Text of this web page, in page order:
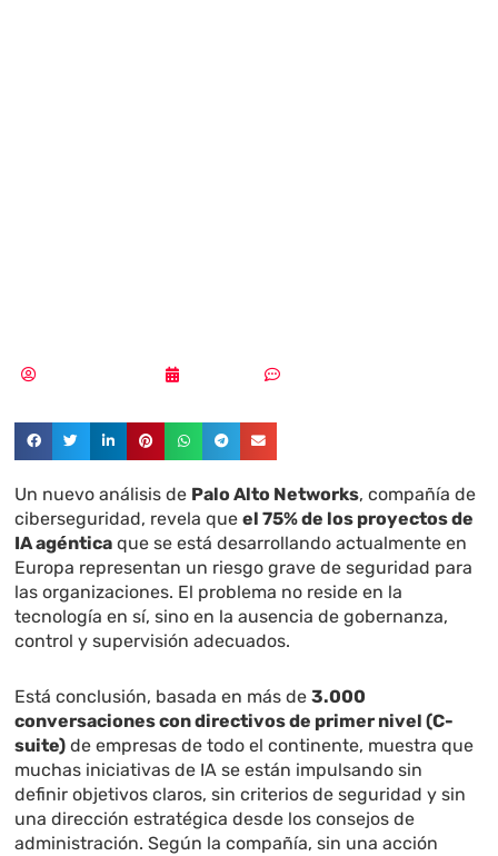
Un nuevo análisis de Palo Alto Networks, compañía de
ciberseguridad, revela queel 75% de los proyectos de
IA agéntica que se está desarrollando actualmente en
Europa representan un riesgo grave de seguridad para
las organizaciones. El problema no reside en la
tecnología en sí, sino en la ausencia de gobernanza,
control y supervisión adecuados.
Está conclusión, basada en más de3.000
conversaciones con directivos de primer nivel (C-
suite) de empresas de todo el continente, muestra que
muchas iniciativas de IA se están impulsando sin
definir objetivos claros, sin criterios de seguridad y sin
una dirección estratégica desde los consejos de
administración. Según la compañía, sin una acción